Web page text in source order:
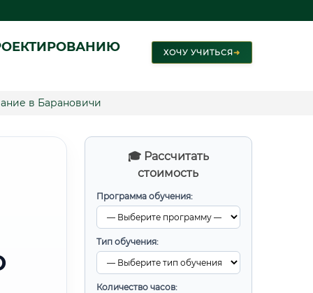
ХОЧУ УЧИТЬСЯ➜
в Барановичи
🎓 Рассчитать
стоимость
Программа обучения:
Тип обучения:
Количество часов: